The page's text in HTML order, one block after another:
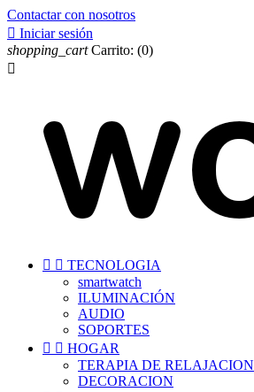
Contactar con nosotros
 Iniciar sesión
shopping_cart Carrito: (0)

  TECNOLOGIA
smartwatch
ILUMINACIÓN
AUDIO
SOPORTES
  HOGAR
TERAPIA DE RELAJACION
DECORACION